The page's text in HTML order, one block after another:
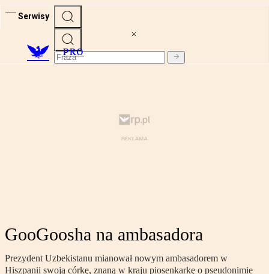
Serwisy
PRO
GooGoosha na ambasadora
Prezydent Uzbekistanu mianował nowym ambasadorem w
Hiszpanii swoją córkę, znaną w kraju piosenkarkę o pseudonimie